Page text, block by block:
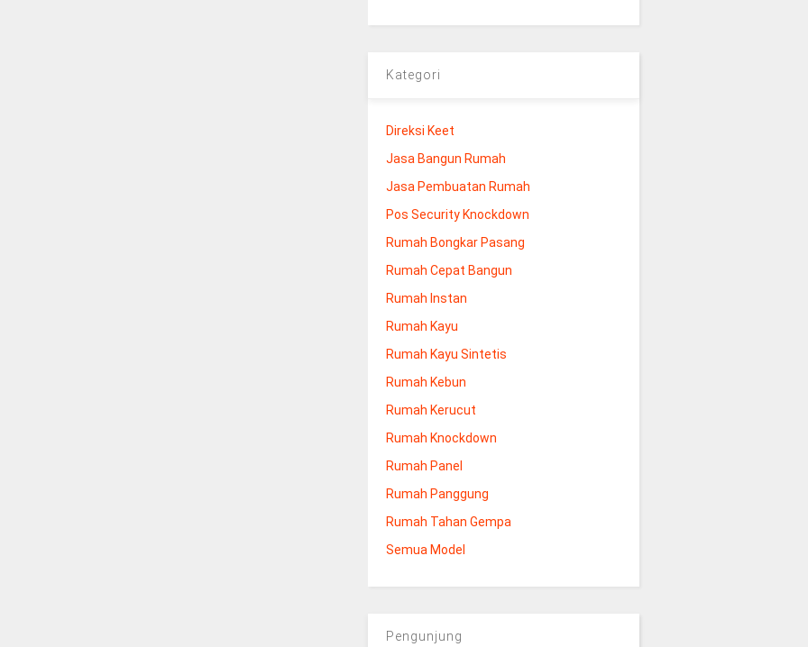
Kategori
Direksi Keet
Jasa Bangun Rumah
Jasa Pembuatan Rumah
Pos Security Knockdown
Rumah Bongkar Pasang
Rumah Cepat Bangun
Rumah Instan
Rumah Kayu
Rumah Kayu Sintetis
Rumah Kebun
Rumah Kerucut
Rumah Knockdown
Rumah Panel
Rumah Panggung
Rumah Tahan Gempa
Semua Model
Pengunjung